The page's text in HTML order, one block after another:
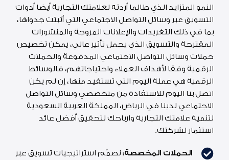
النمو المتزايد الذي طالما أردته لعلامتك التجارية أيضا أدوات
التسويق عبر وسائل التواصل الاجتماعي التي أثبتت جدواها،
بما في ذلك التغريدات والإعلانات المروجة والمنشورات
المقترحة والتسويق الذي يحمل تأثير عالي، يمكن تخصيص
حملات وسائل التواصل الاجتماعي المدفوعة والحملات
الرقمية وفقا لأهداف العملاء واحتياجاتهم، فالوسائط
الرقمية هي عملة اليوم التي تستفيد منها، إن لم يكن
اتصل بنا اليوم للاستفادة من متخصصي وسائل التواصل
الاجتماعي لدينا في الرياض، المملكة العربية السعودية
لتنمية علامتك التجارية وارباحك لتحقيق أفضل عائد
استثمار لشركتك.
الحملات المخصصة: نصمّم استراتيجيات تسويق عبر